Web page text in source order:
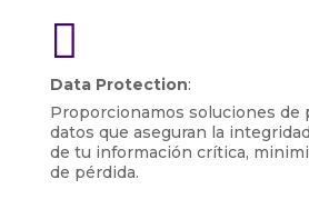

Data Protection:
Proporcionamos soluciones de
datos que aseguran la
de tu información crítica,
de pérdida.